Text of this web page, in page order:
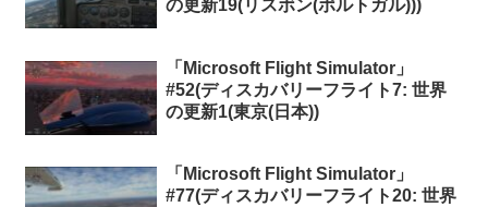
の更新19(リスボン(ポルトガル)))
「Microsoft Flight Simulator」
#52(ディスカバリーフライト7: 世界
の更新1(東京(日本))
「Microsoft Flight Simulator」
#77(ディスカバリーフライト20: 世界